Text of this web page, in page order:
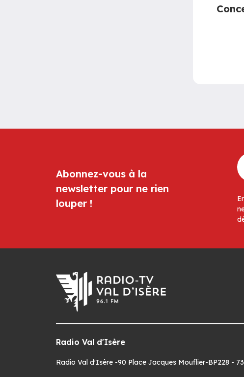
Abonnez-vous à la
newsletter pour ne rien
louper !
Radio Val d'Isère
Radio Val d'Isère -90 Place Jacques Mouflier-BP228 -